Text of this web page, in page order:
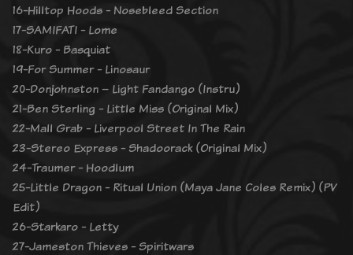
16-Hilltop Hoods - Nosebleed Section
17-SAMIFATI - Lome
18-Kuro - Basquiat
19-For Summer - Linosaur
20-Donjohnston – Light Fandango (Instru)
21-Ben Sterling - Little Miss (Original Mix)
22-Mall Grab - Liverpool Street In The Rain
23-Stereo Express - Shadoorack (Original Mix)
24-Traumer - Hoodlum
25-Little Dragon - Ritual Union (Maya Jane Coles Remix) (PV
Edit)
26-Starkaro - Letty
27-Jameston Thieves - Spiritwars